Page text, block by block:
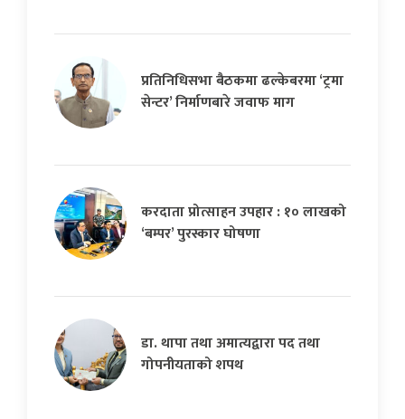
प्रतिनिधिसभा बैठकमा ढल्केबरमा ‘ट्रमा
सेन्टर’ निर्माणबारे जवाफ माग
करदाता प्रोत्साहन उपहार : १० लाखको
‘बम्पर’ पुरस्कार घोषणा
डा. थापा तथा अमात्यद्वारा पद तथा
गोपनीयताको शपथ